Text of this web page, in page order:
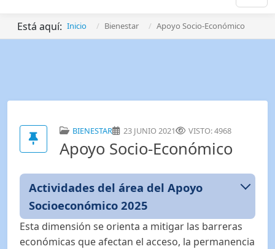
Está aquí: Inicio Bienestar Apoyo Socio-Económico
BIENESTAR 23 JUNIO 2021 VISTO: 4968
Apoyo Socio-Económico
Actividades del área del Apoyo
Socioeconómico 2025
Esta dimensión se orienta a mitigar las barreras
económicas que afectan el acceso, la permanencia